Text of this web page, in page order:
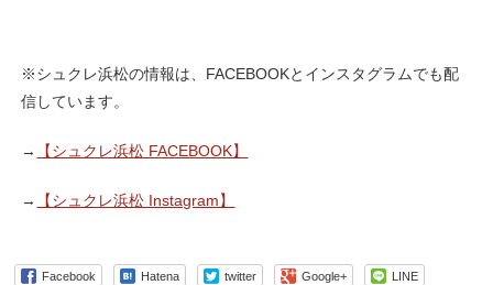
※シュクレ浜松の情報は、FACEBOOKとインスタグラムでも配
信しています。
→ 【シュクレ浜松 FACEBOOK】
→ 【シュクレ浜松 Instagram】
Facebook Hatena twitter Google+ LINE